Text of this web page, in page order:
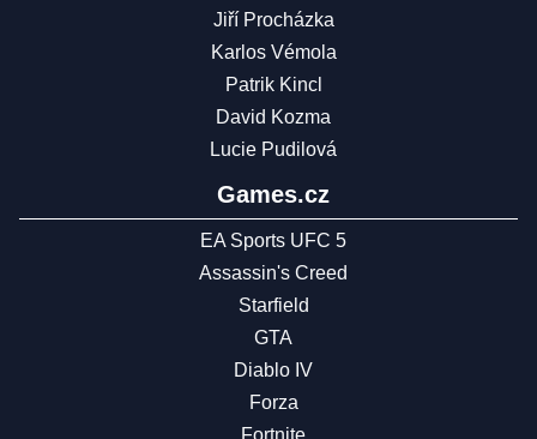
Jiří Procházka
Karlos Vémola
Patrik Kincl
David Kozma
Lucie Pudilová
Games.cz
EA Sports UFC 5
Assassin's Creed
Starfield
GTA
Diablo IV
Forza